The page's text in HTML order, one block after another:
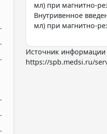
мл) при магнитно-
Внутривенное
мл) при магнитно-
Источник
https://spb.medsi.ru/